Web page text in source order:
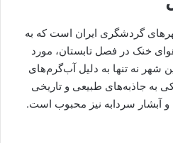
گردشگری ایران است که به
خنک در فصل تابستان، مورد
شهر نه تنها به دلیل آب‌گرم‌های
به جاذبه‌های طبیعی و تاریخی
آبشار سردابه نیز محبوب است.